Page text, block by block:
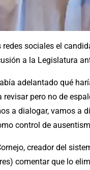
sociales el
a la Legislatura
adelantado qué
pero no de
a dialogar, vamos a
control de
creador del
comentar que lo